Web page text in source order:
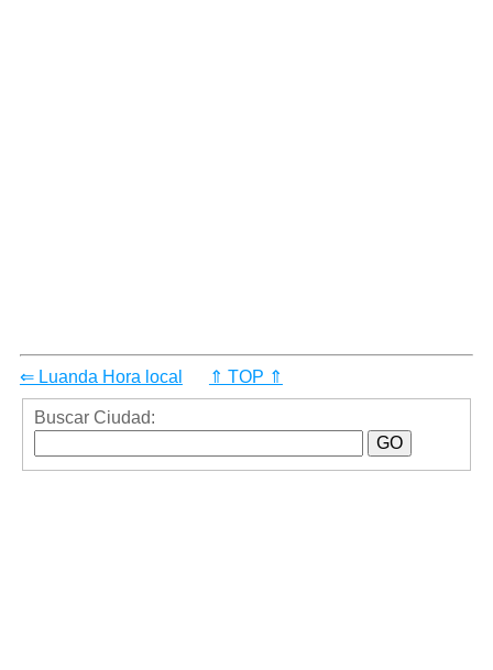
⇐ Luanda Hora local ⇑ TOP ⇑
Buscar Ciudad: